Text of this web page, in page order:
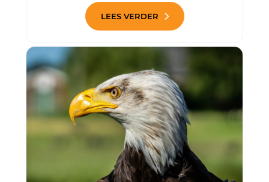
LEES VERDER